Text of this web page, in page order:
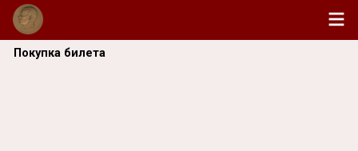
Покупка билета